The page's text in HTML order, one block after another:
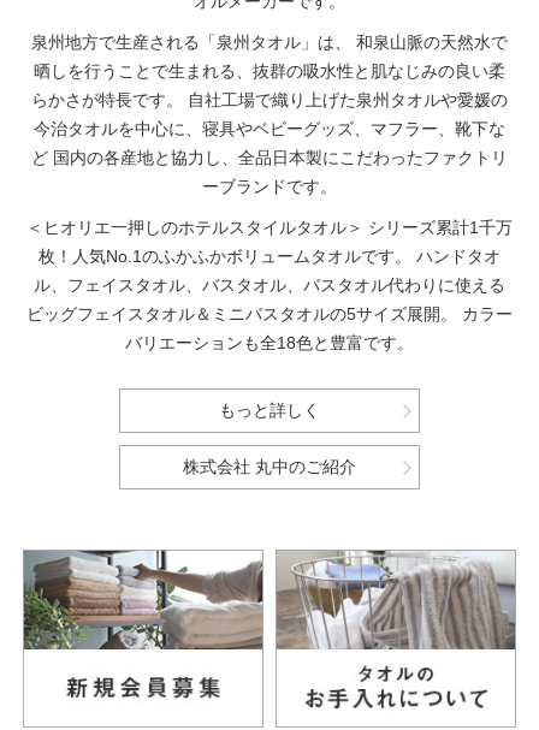
泉州地方で生産される「泉州タオル」は、
和泉山脈の天然水で
晒しを行うことで生まれる、抜群の吸水性と肌なじみの良い柔
らかさが特長です。
自社工場で織り上げた泉州タオルや愛媛の
今治タオルを中心に、寝具やベビーグッズ、マフラー、靴下な
ど 国内の各産地と協力し、全品日本製にこだわったファクトリ
ーブランドです。
＜ヒオリエ一押しのホテルスタイルタオル＞ シリーズ累計1千万
枚！人気No.1のふかふかボリュームタオルです。
ハンドタオ
ル、フェイスタオル、バスタオル、バスタオル代わりに使える
ビッグフェイスタオル＆ミニバスタオルの5サイズ展開。
カラー
バリエーションも全18色と豊富です。
もっと詳しく
株式会社 丸中のご紹介